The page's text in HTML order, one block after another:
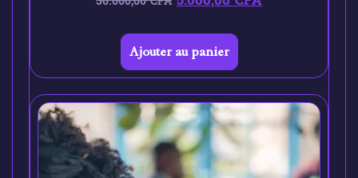
Ajouter au panier